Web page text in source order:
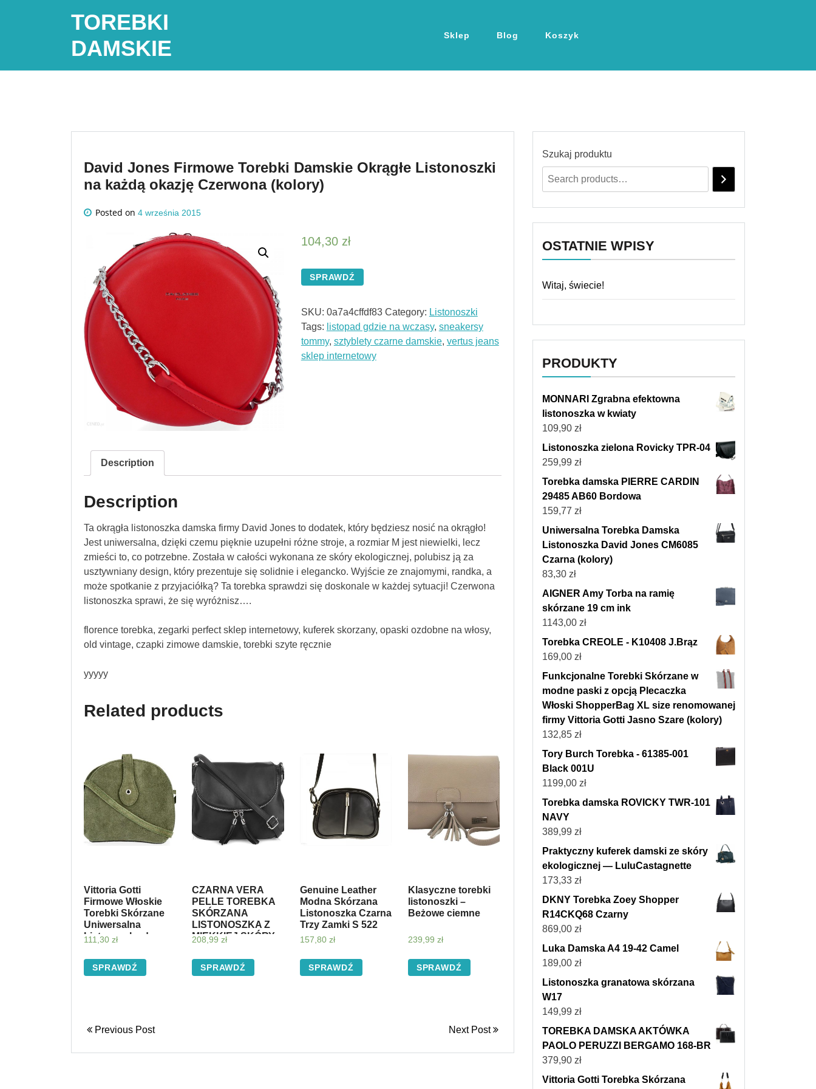
TOREBKI
DAMSKIE
Sklep Blog Koszyk
David Jones Firmowe Torebki Damskie Okrągłe Listonoszki
na każdą okazję Czerwona (kolory)
Posted on 4 września 2015
104,30 zł
SPRAWDŹ
SKU: 0a7a4cffdf83 Category: Listonoszki
Tags: listopad gdzie na wczasy, sneakersy
tommy, sztyblety czarne damskie, vertus jeans
sklep internetowy
Description
Description
Ta okrągła listonoszka damska firmy David Jones to dodatek, który będziesz nosić na okrągło!
Jest uniwersalna, dzięki czemu pięknie uzupełni różne stroje, a rozmiar M jest niewielki, lecz
zmieści to, co potrzebne. Została w całości wykonana ze skóry ekologicznej, polubisz ją za
usztywniany design, który prezentuje się solidnie i elegancko. Wyjście ze znajomymi, randka, a
może spotkanie z przyjaciółką? Ta torebka sprawdzi się doskonale w każdej sytuacji! Czerwona
listonoszka sprawi, że się wyróżnisz….
florence torebka, zegarki perfect sklep internetowy, kuferek skorzany, opaski ozdobne na włosy,
old vintage, czapki zimowe damskie, torebki szyte ręcznie
yyyyy
Related products
Vittoria Gotti
Firmowe Włoskie
Torebki Skórzane
Uniwersalna
Listonoszka do
dzień Zielona
(kolory)
111,30 zł
SPRAWDŹ
CZARNA VERA
PELLE TOREBKA
SKÓRZANA
LISTONOSZKA Z
MIĘKKIEJ SKÓRY
208,99 zł
SPRAWDŹ
Genuine Leather
Modna Skórzana
Listonoszka Czarna
Trzy Zamki S 522
157,80 zł
SPRAWDŹ
Klasyczne torebki
listonoszki –
Beżowe ciemne
239,99 zł
SPRAWDŹ
Previous Post Next Post
Szukaj produktu
OSTATNIE WPISY
Witaj, świecie!
PRODUKTY
MONNARI Zgrabna efektowna
listonoszka w kwiaty
109,90 zł
Listonoszka zielona Rovicky TPR-04
259,99 zł
Torebka damska PIERRE CARDIN
29485 AB60 Bordowa
159,77 zł
Uniwersalna Torebka Damska
Listonoszka David Jones CM6085
Czarna (kolory)
83,30 zł
AIGNER Amy Torba na ramię
skórzane 19 cm ink
1143,00 zł
Torebka CREOLE - K10408 J.Brąz
169,00 zł
Funkcjonalne Torebki Skórzane w
modne paski z opcją Plecaczka
Włoski ShopperBag XL size renomowanej
firmy Vittoria Gotti Jasno Szare (kolory)
132,85 zł
Tory Burch Torebka - 61385-001
Black 001U
1199,00 zł
Torebka damska ROVICKY TWR-101
NAVY
389,99 zł
Praktyczny kuferek damski ze skóry
ekologicznej — LuluCastagnette
173,33 zł
DKNY Torebka Zoey Shopper
R14CKQ68 Czarny
869,00 zł
Luka Damska A4 19-42 Camel
189,00 zł
Listonoszka granatowa skórzana
W17
149,99 zł
TOREBKA DAMSKA AKTÓWKA
PAOLO PERUZZI BERGAMO 168-BR
379,90 zł
Vittoria Gotti Torebka Skórzana